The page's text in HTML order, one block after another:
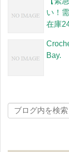
い！
在庫
Bay.